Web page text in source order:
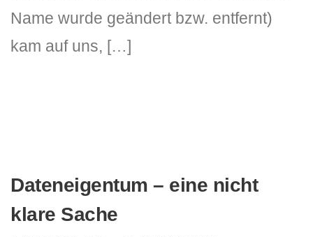
Name wurde geändert bzw. entfernt)
kam auf uns, […]
Dateneigentum – eine nicht
klare Sache